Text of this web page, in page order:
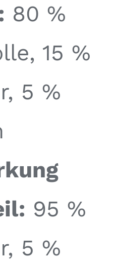
80 %
15 %
5 %
95 %
5 %